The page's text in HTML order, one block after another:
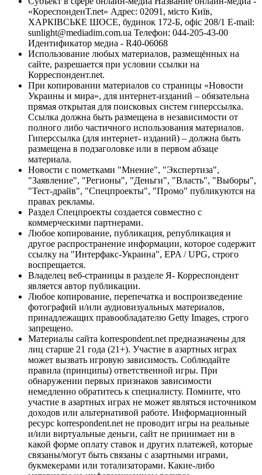
«КореспонденТ.net» Адрес: 02091, місто Київ,
ХАРКІВСЬКЕ ШОСЕ, будинок 172-Б, офіс 208/1 E-mail:
sunlight@mediadim.com.ua Телефон: 044-205-43-00
Идентификатор медиа - R40-06068
Использование любых материалов, размещённых на
сайте, разрешается при условии ссылки на
Корреспондент.net.
При копировании материалов со страницы «Новости
Украины и мира», для интернет-изданий – обязательна
прямая открытая для поисковых систем гиперссылка.
Ссылка должна быть размещена в независимости от
полного либо частичного использования материалов.
Гиперссылка (для интернет- изданий) – должна быть
размещена в подзаголовке или в первом абзаце
материала.
Новости с пометками "Мнение", "Экспертиза",
"Заявление", "Регионы", "Деньги", "Власть", "Выборы",
"Тест-драйв", "Спецпроекты", "Промо" публикуются на
правах рекламы.
Раздел Спецпроекты создается совместно с
коммерческими партнерами.
Любое копирование, публикация, републикация и
другое распространение информации, которое содержит
ссылку на "Интерфакс-Украина", EPA / UPG, строго
воспрещается.
Владелец веб-страницы в разделе Я- Корреспондент
является автор публикации.
Любое копирование, перепечатка и воспроизведение
фотографий и/или аудиовизуальных материалов,
принадлежащих правообладателю Getty Images, строго
запрещено.
Материалы сайта korrespondent.net предназначены для
лиц старше 21 года (21+). Участие в азартных играх
может вызвать игровую зависимость. Соблюдайте
правила (принципы) ответственной игры. При
обнаружении первых признаков зависимости
немедленно обратитесь к специалисту. Помните, что
участие в азартных играх не может являться источником
доходов или альтернативой работе. Информационный
ресурс korrespondent.net не проводит игры на реальные
и/или виртуальные деньги, сайт не принимает ни в
какой форме оплату ставок и других платежей, которые
связаны/могут быть связаны с азартными играми,
букмекерами или тотализаторами. Какие-либо